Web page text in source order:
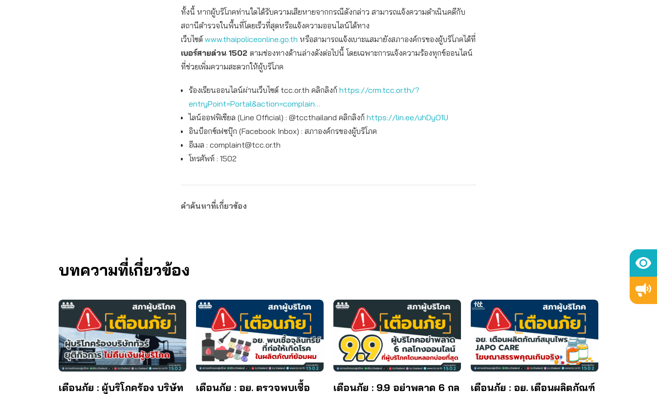
ทั้งนี้ หากผู้บริโภคท่านใดได้รับความเสียหายจากกรณีดังกล่าว สามารถแจ้งความดำเนินคดีกับ
สถานีตำรวจในพื้นที่โดยเร็วที่สุดหรือแจ้งความออนไลน์ได้ทาง
เว็บไซต์ www.thaipoliceonline.go.th หรือสามารถแจ้งเบาะแสมายังสภาองค์กรของผู้บริโภคได้ที่
เบอร์สายด่วน 1502 ตามช่องทางด้านล่างดังต่อไปนี้ โดยเฉพาะการแจ้งความร้องทุกข์ออนไลน์
ที่ช่วยเพิ่มความสะดวกให้ผู้บริโภค
ร้องเรียนออนไลน์ผ่านเว็บไซต์ tcc.or.th คลิกลิงก์ https://crm.tcc.or.th/?
entryPoint=Portal&action=complain…
ไลน์ออฟฟิเชียล (Line Official) : @tccthailand คลิกลิงก์ https://lin.ee/uhDyO1U
อินบ็อกซ์เฟซบุ๊ก (Facebook Inbox) : สภาองค์กรของผู้บริโภค
อีเมล : complaint@tcc.or.th
โทรศัพท์ : 1502
คำค้นหาที่เกี่ยวข้อง
บทความที่เกี่ยวข้อง
เตือนภัย : ผู้บริโภคร้อง บริษัท
เตือนภัย : อย. ตรวจพบเชื้อ
เตือนภัย : 9.9 อย่าพลาด 6 กล
เตือนภัย : อย. เตือนผลิตภัณฑ์